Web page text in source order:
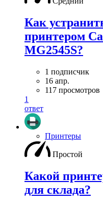
Как
принтером
MG2545S?
1 подписчик
16 апр.
117 просмотров
1
ответ
Принтеры
Простой
Какой
для склада?